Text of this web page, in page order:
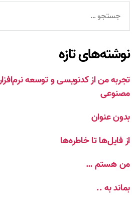
نوشته‌های تازه
تجربه من از کدنویسی و توسعه
مصنوعی
بدون عنوان
از فایل‌ها تا خاطره‌ها
من هستم …
بماند به ..